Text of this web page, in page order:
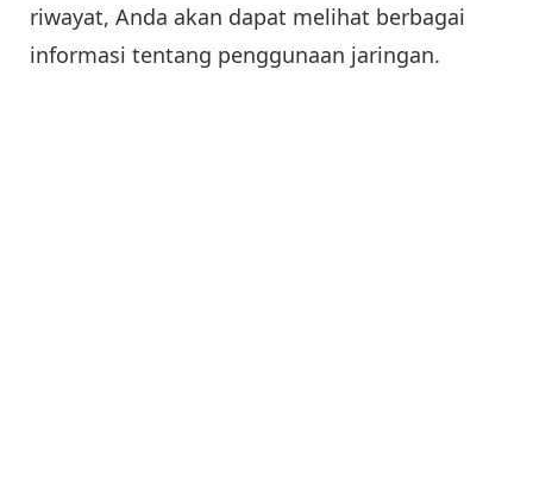
riwayat, Anda akan dapat melihat berbagai
informasi tentang penggunaan jaringan.